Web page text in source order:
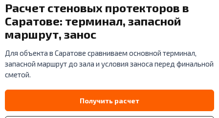
Расчет стеновых протекторов в
Саратове: терминал, запасной
маршрут, занос
Для объекта в Саратове сравниваем основной терминал,
запасной маршрут до зала и условия заноса перед финальной
сметой.
Получить расчет